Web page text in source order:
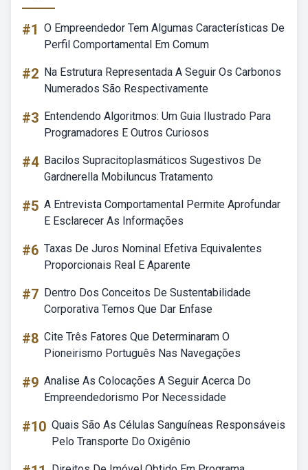
#1 O Empreendedor Tem Algumas Características De
Perfil Comportamental Em Comum
#2 Na Estrutura Representada A Seguir Os Carbonos
Numerados São Respectivamente
#3 Entendendo Algoritmos: Um Guia Ilustrado Para
Programadores E Outros Curiosos
#4 Bacilos Supracitoplasmáticos Sugestivos De
Gardnerella Mobiluncus Tratamento
#5 A Entrevista Comportamental Permite Aprofundar
E Esclarecer As Informações
#6 Taxas De Juros Nominal Efetiva Equivalentes
Proporcionais Real E Aparente
#7 Dentro Dos Conceitos De Sustentabilidade
Corporativa Temos Que Dar Enfase
#8 Cite Três Fatores Que Determinaram O
Pioneirismo Português Nas Navegações
#9 Analise As Colocações A Seguir Acerca Do
Empreendedorismo Por Necessidade
#10 Quais São As Células Sanguíneas Responsáveis
Pelo Transporte Do Oxigênio